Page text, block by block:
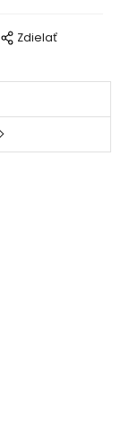
Zdielať